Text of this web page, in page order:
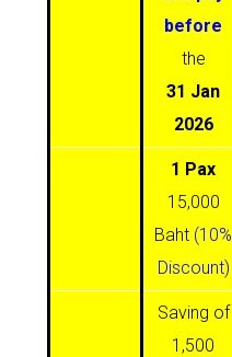
before
the
31 Jan
2026
1 Pax
15,000
Baht (10%
Discount)
Saving of
1,500